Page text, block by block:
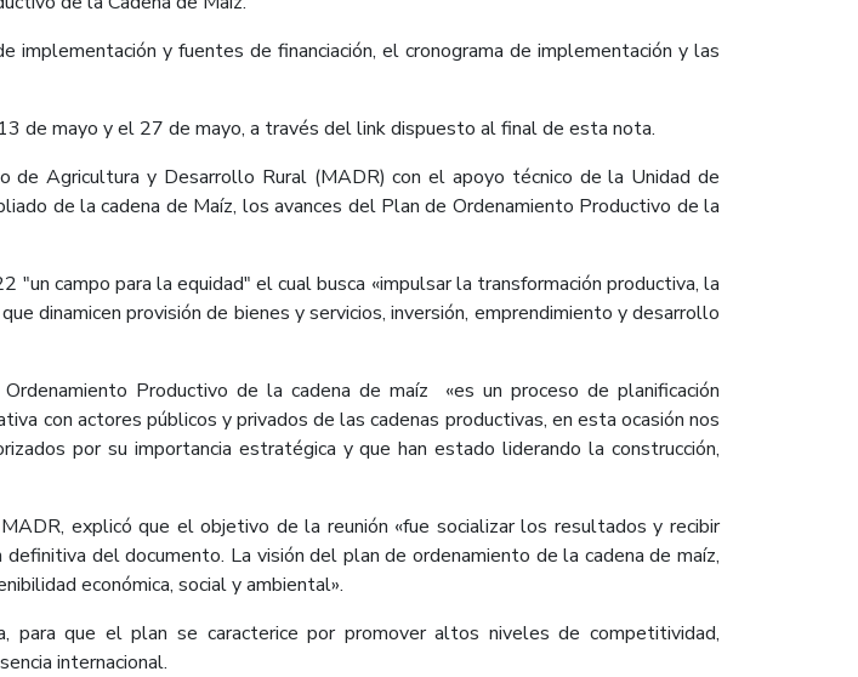
y fuentes de financiación, el cronograma de implementación y las
de mayo y el 27 de mayo, a través del link dispuesto al final de esta nota.
de Agricultura y Desarrollo Rural (MADR) con el apoyo técnico de la Unidad de
de la cadena de Maíz, los avances del Plan de Ordenamiento Productivo de la
campo para la equidad" el cual busca «impulsar la transformación productiva, la
dinamicen provisión de bienes y servicios, inversión, emprendimiento y desarrollo
Productivo de la cadena de maíz «es un proceso de planificación
con actores públicos y privados de las cadenas productivas, en esta ocasión nos
por su importancia estratégica y que han estado liderando la construcción,
explicó que el objetivo de la reunión «fue socializar los resultados y recibir
del documento. La visión del plan de ordenamiento de la cadena de maíz,
económica, social y ambiental».
que el plan se caracterice por promover altos niveles de competitividad,
internacional.